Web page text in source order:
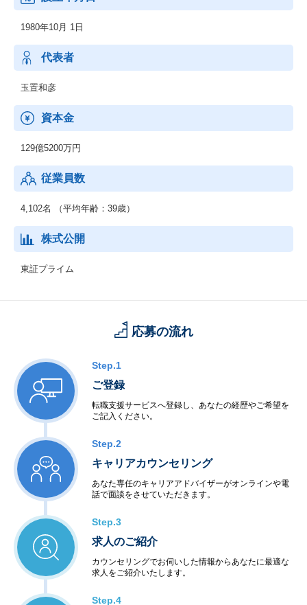
特定システムオペレーション認定企業
【総務省】
一般第二種電気通信事業者
特定建設業電気工事業・電気通信工事業
1980年10月 1日
代表者
玉置和彦
資本金
129億5200万円
従業員数
4,102名 （平均年齢：39歳）
株式公開
東証プライム
応募の流れ
Step.1
ご登録
転職支援サービスへ登録し、あなたの経歴やご希望を
ご記入ください。
Step.2
キャリアカウンセリング
あなた専任のキャリアアドバイザーがオンラインや電
話で面談をさせていただきます。
Step.3
求人のご紹介
カウンセリングでお伺いした情報からあなたに最適な
求人をご紹介いたします。
Step.4